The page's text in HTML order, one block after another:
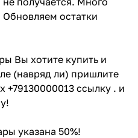
Обновляем остатки
Вы хотите купить и
(навряд ли) пришлите
ссылку . и
указана 50%!